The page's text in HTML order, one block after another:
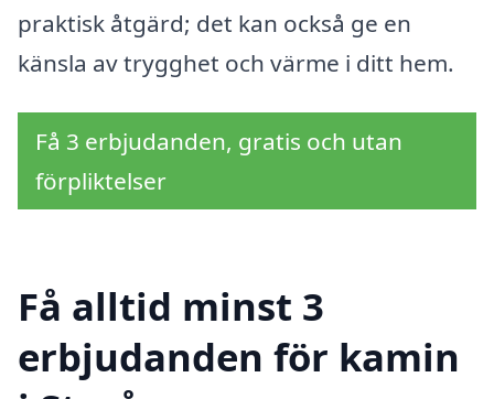
praktisk åtgärd; det kan också ge en
känsla av trygghet och värme i ditt hem.
Få 3 erbjudanden, gratis och utan
förpliktelser
Få alltid minst 3
erbjudanden för kamin